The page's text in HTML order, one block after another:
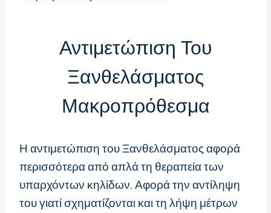
Αντιμετώπιση Του
Ξανθελάσματος
Μακροπρόθεσμα
Η αντιμετώπιση του Ξανθελάσματος αφορά
περισσότερα από απλά τη θεραπεία των
υπαρχόντων κηλίδων. Αφορά την αντίληψη
του γιατί σχηματίζονται και τη λήψη μέτρων